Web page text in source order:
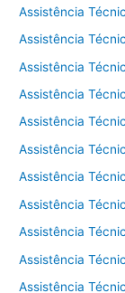
Assistência
Assistência
Assistência
Assistência
Assistência
Assistência
Assistência
Assistência
Assistência
Assistência
Assistência